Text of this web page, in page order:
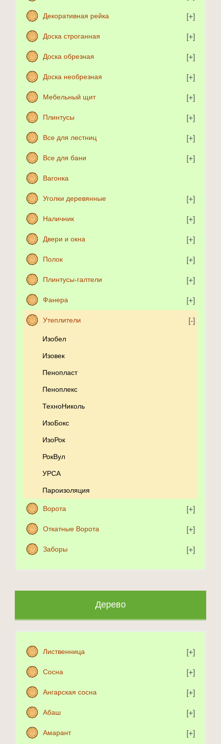
Декоративная рейка
Доска строганная
Доска обрезная
Доска необрезная
Мебельный щит
Плинтусы
Все для лестниц
Все для бани
Вагонка
Уголки деревянные
Наличник
Двери и окна
Полок
Плинтусы-галтели
Фанера
Утеплители
Изобел
Изовек
Пенопласт
Пеноплекс
ТехноНиколь
ИзоБокс
ИзоРок
РокВул
УРСА
Пароизоляция
Ворота
Откатные Ворота
Заборы
Дерево
Лиственница
Сосна
Ангарская сосна
Абаш
Амарант